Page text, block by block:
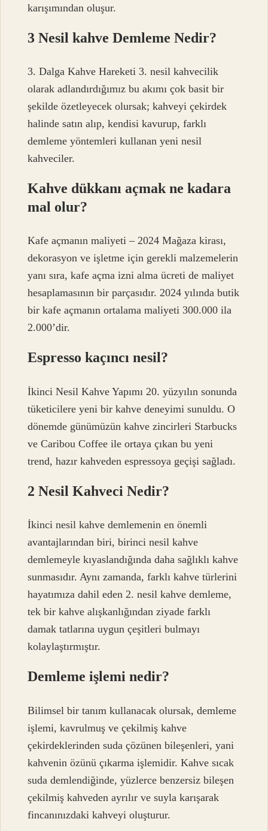
karışımından oluşur.
3 Nesil kahve Demleme Nedir?
3. Dalga Kahve Hareketi 3. nesil kahvecilik
olarak adlandırdığımız bu akımı çok basit bir
şekilde özetleyecek olursak; kahveyi çekirdek
halinde satın alıp, kendisi kavurup, farklı
demleme yöntemleri kullanan yeni nesil
kahveciler.
Kahve dükkanı açmak ne kadara
mal olur?
Kafe açmanın maliyeti – 2024 Mağaza kirası,
dekorasyon ve işletme için gerekli malzemelerin
yanı sıra, kafe açma izni alma ücreti de maliyet
hesaplamasının bir parçasıdır. 2024 yılında butik
bir kafe açmanın ortalama maliyeti 300.000 ila
2.000’dir.
Espresso kaçıncı nesil?
İkinci Nesil Kahve Yapımı 20. yüzyılın sonunda
tüketicilere yeni bir kahve deneyimi sunuldu. O
dönemde günümüzün kahve zincirleri Starbucks
ve Caribou Coffee ile ortaya çıkan bu yeni
trend, hazır kahveden espressoya geçişi sağladı.
2 Nesil Kahveci Nedir?
İkinci nesil kahve demlemenin en önemli
avantajlarından biri, birinci nesil kahve
demlemeyle kıyaslandığında daha sağlıklı kahve
sunmasıdır. Aynı zamanda, farklı kahve türlerini
hayatımıza dahil eden 2. nesil kahve demleme,
tek bir kahve alışkanlığından ziyade farklı
damak tatlarına uygun çeşitleri bulmayı
kolaylaştırmıştır.
Demleme işlemi nedir?
Bilimsel bir tanım kullanacak olursak, demleme
işlemi, kavrulmuş ve çekilmiş kahve
çekirdeklerinden suda çözünen bileşenleri, yani
kahvenin özünü çıkarma işlemidir. Kahve sıcak
suda demlendiğinde, yüzlerce benzersiz bileşen
çekilmiş kahveden ayrılır ve suyla karışarak
fincanınızdaki kahveyi oluşturur.